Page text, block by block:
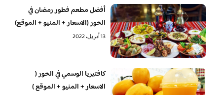
أفضل مطعم فطور رمضان في
الخور (الاسعار + المنيو + الموقع)
13 أبريل، 2022
كافتيريا الوسمي في الخور (
الاسعار + المنيو + الموقع )